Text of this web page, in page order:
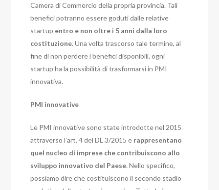
Camera di Commercio della propria provincia. Tali
benefici potranno essere goduti dalle relative
startup entro e non oltre i 5 anni dalla loro
costituzione. Una volta trascorso tale termine, al
fine di non perdere i benefici disponibili, ogni
startup ha la possibilità di trasformarsi in PMI
innovativa.
PMI innovative
Le PMI innovative sono state introdotte nel 2015
attraverso l’art. 4 del DL 3/2015 e rappresentano
quel nucleo di imprese che contribuiscono allo
sviluppo innovativo del Paese. Nello specifico,
possiamo dire che costituiscono il secondo stadio